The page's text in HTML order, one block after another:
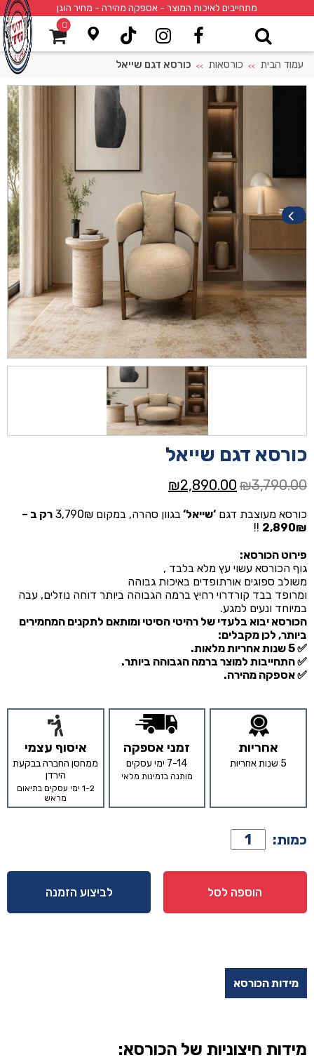
מתחייבים לאיכות המוצר - אספקה מהירה - מחיר הוגן
0
עמוד הבית >> כורסאות >> כורסא דגם שייאל
כורסא דגם שייאל
₪3,790.00
המחיר
היה:
₪2,890.00
הוא:
כורסא מעוצבת דגם ‘שייאל‘ בגוון סהרה, במקום 3,790₪
רק ב –
2,890₪
!!
פירוט הכורסא:
גוף הכורסא עשוי עץ מלא בלבד ,
משולב ספוגים אורתופדים באיכות גבוהה
ומרופד בבד קורדרוי רחיץ ברמה הגבוהה ביותר דוחה נוזלים, עבה
במיוחד ונעים למגע.
הכורסא יבוא בלעדי של רהיטי הסיטי ומותאם לתקנים המחמירים
ביותר, לכן מקבלים:
✅ 5 שנות אחריות מלאות.
✅ התחייבות למוצר ברמה הגבוהה ביותר.
✅ אספקה מהירה.
אחריות
5 שנות אחריות
זמני אספקה
7-14 ימי עסקים
מותנה בזמינות מלאי
איסוף עצמי
ממחסן החברה בבקעת
הירדן
1-2 ימי עסקים בתיאום
מראש
כמות: כמות
של
כורסא
דגם
הוספה לסל לביצוע הזמנה
מידות הכורסא
מידות חיצוניות של הכורסא: